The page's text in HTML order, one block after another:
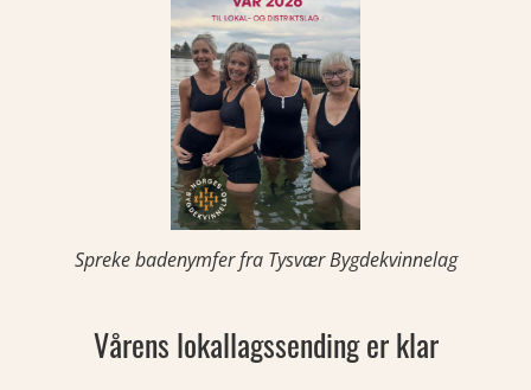
Spreke badenymfer fra Tysvær Bygdekvinnelag
Vårens lokallagssending er klar